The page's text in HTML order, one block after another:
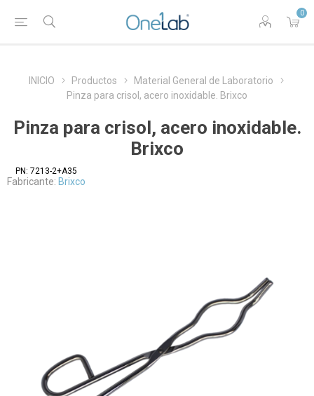
0
INICIO Productos
Material General de Laboratorio
Pinza para crisol, acero inoxidable. Brixco
Pinza para crisol, acero inoxidable.
Brixco
PN: 7213-2+A35
Fabricante: Brixco